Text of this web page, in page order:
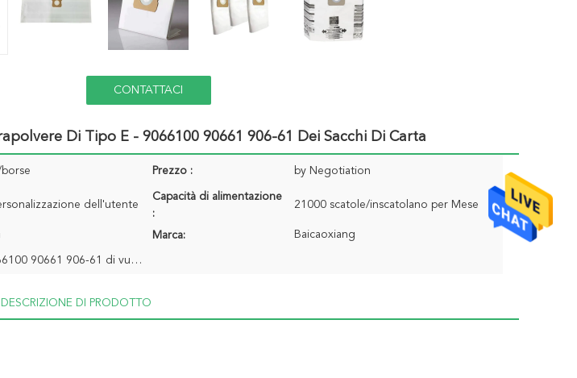
CONTATTACI
Di Tipo E - 9066100 90661 906-61 Dei Sacchi Di Carta
Prezzo : by Negotiation
dell'utente
Capacità di alimentazione
:
21000 scatole/inscatolano per Mese
Marca: Baicaoxiang
Tipo E - 9066100 90661 906-61 di vuoto di VCA del negozio
DESCRIZIONE DI PRODOTTO